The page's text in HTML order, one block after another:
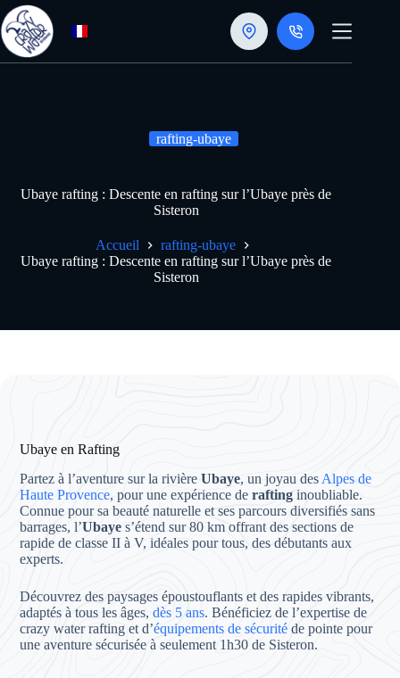
Passer
au
contenu
rafting-ubaye
Ubaye rafting : Descente en rafting sur l’Ubaye près de
Sisteron
Accueil
rafting-ubaye
Ubaye rafting : Descente en rafting sur l’Ubaye près de
Sisteron
Ubaye en Rafting
Partez à l’aventure sur la rivièreUbaye, un joyau des Alpes de
Haute Provence, pour une expérience derafting inoubliable.
Connue pour sa beauté naturelle et ses parcours diversifiés sans
barrages, l’Ubaye s’étend sur 80 km offrant des sections de
rapide de classe II à V, idéales pour tous, des débutants aux
experts.
Découvrez des paysages époustouflants et des rapides vibrants,
adaptés à tous les âges,dès 5 ans. Bénéficiez de l’expertise de
crazy water rafting et d’équipements de sécuritéde pointe pour
une aventure sécurisée à seulement 1h30 de Sisteron.